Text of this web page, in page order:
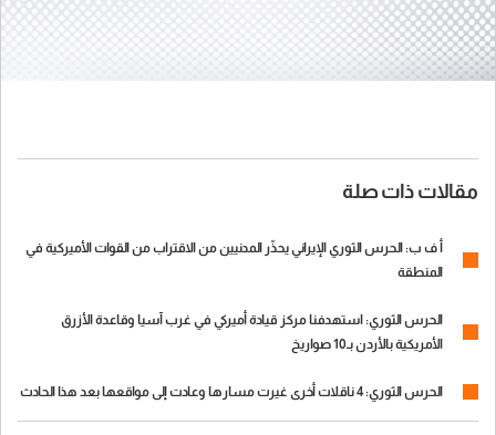
مقالات ذات صلة
أ ف ب: الحرس الثوري الإيراني يحذّر المدنيين من الاقتراب من القوات الأميركية في
المنطقة
الحرس الثوري: استهدفنا مركز قيادة أميركي في غرب آسيا وقاعدة الأزرق
الأمريكية بالأردن بـ10 صواريخ
الحرس الثوري: 4 ناقلات أخرى غيرت مسارها وعادت إلى مواقعها بعد هذا الحادث